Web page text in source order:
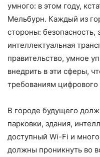
умного: в этом году,
Мельбурн. Каждый из
стороны: безопасность,
интеллектуальная
правительство, умное
внедрить в эти сферы,
требованиям
В городе будущего
парковки, здания,
доступный Wi-Fi и
должны проникнуть во